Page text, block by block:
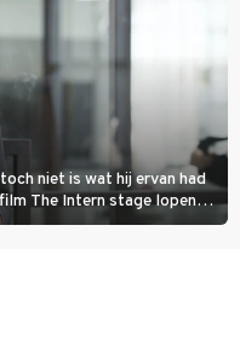
niet is wat hij ervan had
The Intern stage lopen
gouden zet blijkt te zijn.